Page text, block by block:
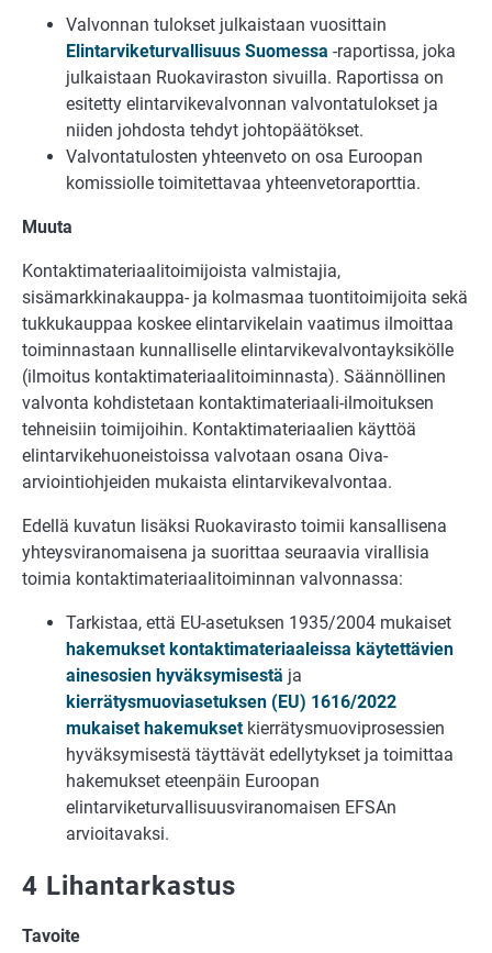
Valvonnan tulokset julkaistaan vuosittain
Elintarviketurvallisuus Suomessa -raportissa, joka
julkaistaan Ruokaviraston sivuilla. Raportissa on
esitetty elintarvikevalvonnan valvontatulokset ja
niiden johdosta tehdyt johtopäätökset.
Valvontatulosten yhteenveto on osa Euroopan
komissiolle toimitettavaa yhteenvetoraporttia.
Muuta
Kontaktimateriaalitoimijoista valmistajia,
sisämarkkinakauppa- ja kolmasmaa tuontitoimijoita sekä
tukkukauppaa koskee elintarvikelain vaatimus ilmoittaa
toiminnastaan kunnalliselle elintarvikevalvontayksikölle
(ilmoitus kontaktimateriaalitoiminnasta). Säännöllinen
valvonta kohdistetaan kontaktimateriaali-ilmoituksen
tehneisiin toimijoihin. Kontaktimateriaalien käyttöä
elintarvikehuoneistoissa valvotaan osana Oiva-
arviointiohjeiden mukaista elintarvikevalvontaa.
Edellä kuvatun lisäksi Ruokavirasto toimii kansallisena
yhteysviranomaisena ja suorittaa seuraavia virallisia
toimia kontaktimateriaalitoiminnan valvonnassa:
Tarkistaa, että EU-asetuksen 1935/2004 mukaiset
hakemukset kontaktimateriaaleissa käytettävien
ainesosien hyväksymisestä ja
kierrätysmuoviasetuksen (EU) 1616/2022
mukaiset hakemuksetkierrätysmuoviprosessien
hyväksymisestä täyttävät edellytykset ja toimittaa
hakemukset eteenpäin Euroopan
elintarviketurvallisuusviranomaisen EFSAn
arvioitavaksi.
4 Lihantarkastus
Tavoite